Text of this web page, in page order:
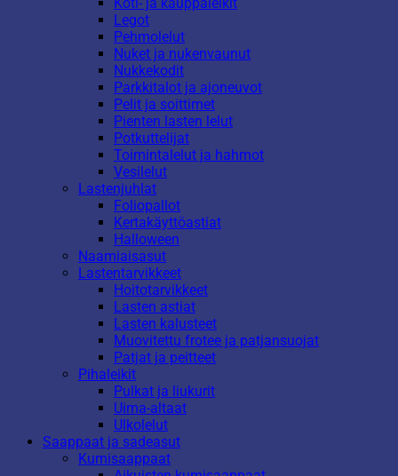
Legot
Pehmolelut
Nuket ja nukenvaunut
Nukkekodit
Parkkitalot ja ajoneuvot
Pelit ja soittimet
Pienten lasten lelut
Potkuttelijat
Toimintalelut ja hahmot
Vesilelut
Lastenjuhlat
Foliopallot
Kertakäyttöastiat
Halloween
Naamiaisasut
Lastentarvikkeet
Hoitotarvikkeet
Lasten astiat
Lasten kalusteet
Muovitettu frotee ja patjansuojat
Patjat ja peitteet
Pihaleikit
Pulkat ja liukurit
Uima-altaat
Ulkolelut
Saappaat ja sadeasut
Kumisaappaat